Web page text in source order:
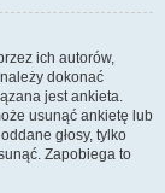
ich autorów,
dokonać
jest ankieta.
usunąć ankietę lub
głosy, tylko
Zapobiega to